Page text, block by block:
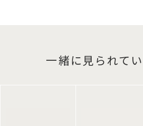
一緒に見られて